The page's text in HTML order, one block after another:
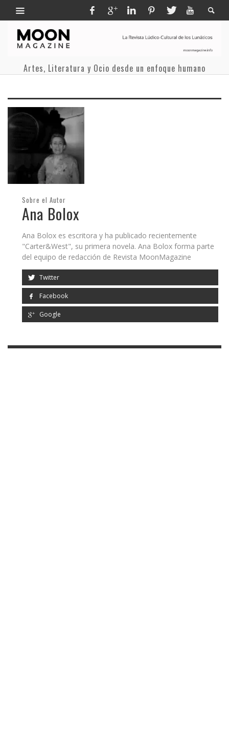
Artes, Literatura y Ocio desde un enfoque humano
Sobre el Autor
Ana Bolox
Ana Bolox es escritora y ha publicado recientemente
"Carter&West", su primera novela. Ana Bolox forma parte
del equipo de redacción de Revista MoonMagazine
Twitter
Facebook
Google